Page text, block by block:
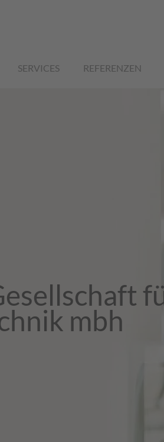
SERVICES REFERENZEN
mbh